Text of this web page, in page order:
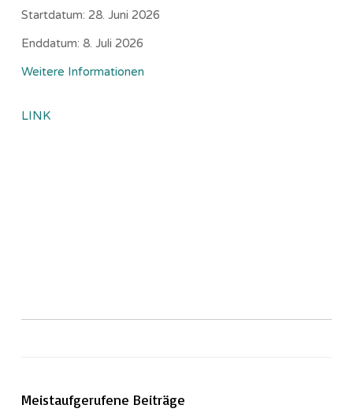
Startdatum: 28. Juni 2026
Enddatum: 8. Juli 2026
Weitere Informationen
LINK
Meistaufgerufene Beiträge